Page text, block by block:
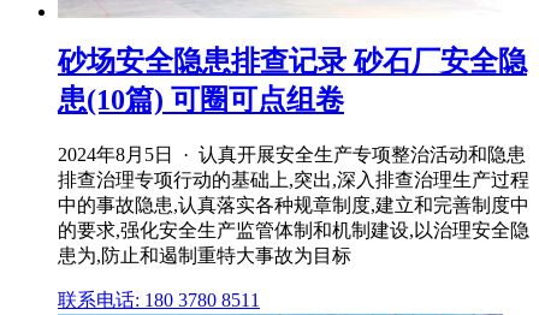
砂场安全隐患排查记录 砂石厂安全隐
患(10篇) 可圈可点组卷
2024年8月5日 · 认真开展安全生产专项整治活动和隐患
排查治理专项行动的基础上,突出,深入排查治理生产过程
中的事故隐患,认真落实各种规章制度,建立和完善制度中
的要求,强化安全生产监管体制和机制建设,以治理安全隐
患为,防止和遏制重特大事故为目标
联系电话: 180 3780 8511